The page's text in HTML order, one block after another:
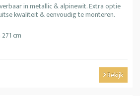
in metallic & alpinewit. Extra optie
kwaliteit & eenvoudig te monteren.
cm
Bekijk